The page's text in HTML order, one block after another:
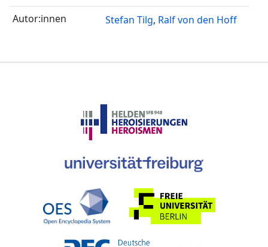
Stefan Tilg Ralf von den Hoff